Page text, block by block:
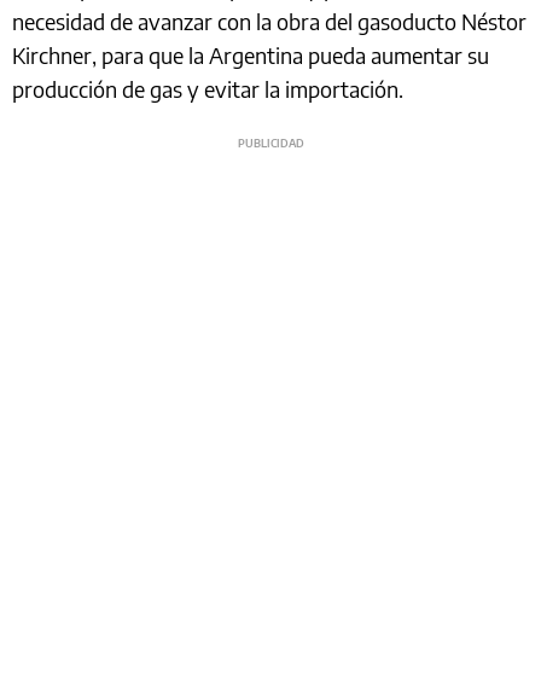
necesidad de avanzar con la obra del gasoducto Néstor
Kirchner, para que la Argentina pueda aumentar su
producción de gas y evitar la importación.